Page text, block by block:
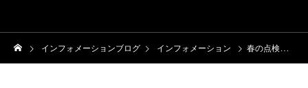
インフォメーションブログ インフォメーション 春の点検整備に関するお願い